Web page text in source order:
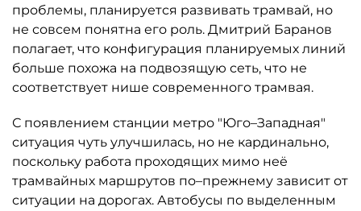
проблемы, планируется развивать трамвай, но
не совсем понятна его роль. Дмитрий Баранов
полагает, что конфигурация планируемых линий
больше похожа на подвозящую сеть, что не
соответствует нише современного трамвая.
С появлением станции метро "Юго–Западная"
ситуация чуть улучшилась, но не кардинально,
поскольку работа проходящих мимо неё
трамвайных маршрутов по–прежнему зависит от
ситуации на дорогах. Автобусы по выделенным